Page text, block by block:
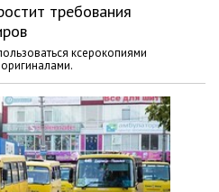
требования
ксерокопиями